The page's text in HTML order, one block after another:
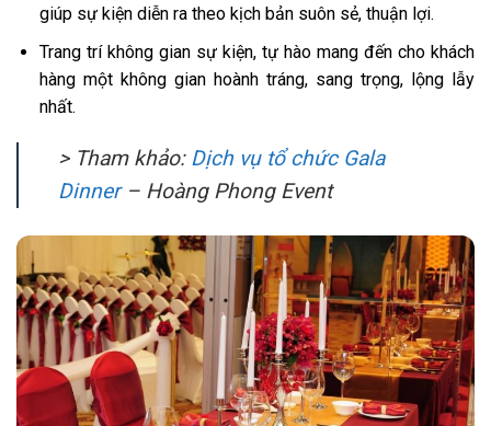
giúp sự kiện diễn ra theo kịch bản suôn sẻ, thuận lợi.
Trang trí không gian sự kiện, tự hào mang đến cho khách
hàng một không gian hoành tráng, sang trọng, lộng lẫy
nhất.
> Tham khảo: Dịch vụ tổ chức Gala
Dinner– Hoàng Phong Event